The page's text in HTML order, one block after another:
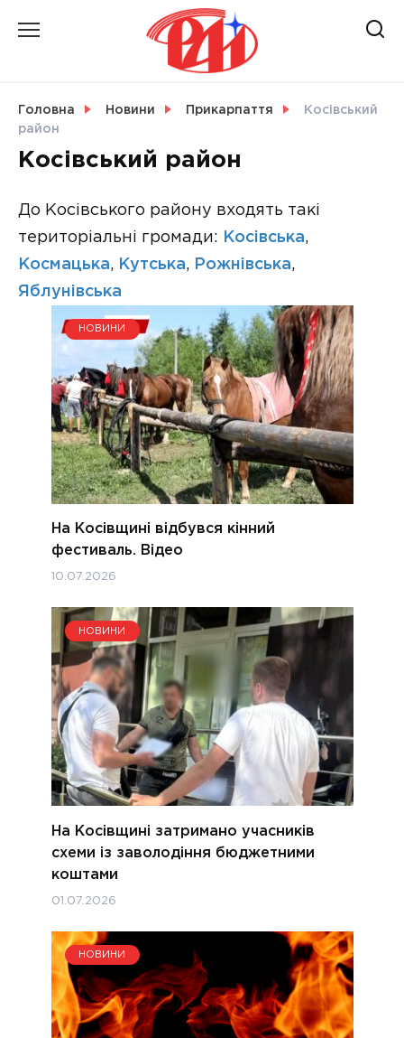
СВІТ
УКРАЇНА
Головна Новини Прикарпаття
Косівський
район
Косівський район
До Косівського району входять такі
територіальні громади:
Косівська,
Космацька, Кутська, Рожнівська,
Яблунівська
НОВИНИ
На Косівщині відбувся кінний
фестиваль. Відео
10.07.2026
НОВИНИ
На Косівщині затримано учасників
схеми із заволодіння бюджетними
коштами
01.07.2026
НОВИНИ